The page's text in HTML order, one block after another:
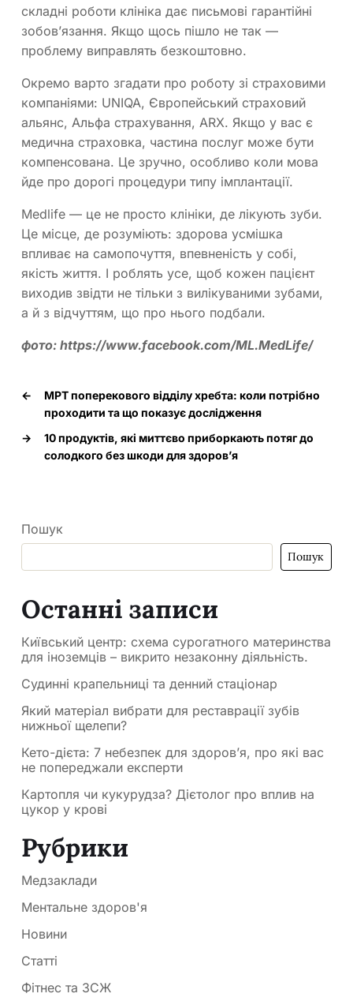
складні роботи клініка дає письмові гарантійні
зобов’язання. Якщо щось пішло не так —
проблему виправлять безкоштовно.
Окремо варто згадати про роботу зі страховими
компаніями: UNIQA, Європейський страховий
альянс, Альфа страхування, ARX. Якщо у вас є
медична страховка, частина послуг може бути
компенсована. Це зручно, особливо коли мова
йде про дорогі процедури типу імплантації.
Medlife — це не просто клініки, де лікують зуби.
Це місце, де розуміють: здорова усмішка
впливає на самопочуття, впевненість у собі,
якість життя. І роблять усе, щоб кожен пацієнт
виходив звідти не тільки з вилікуваними зубами,
а й з відчуттям, що про нього подбали.
фото: https://www.facebook.com/ML.MedLife/
←
МРТ поперекового відділу хребта: коли потрібно
проходити та що показує дослідження
→
10 продуктів, які миттєво приборкають потяг до
солодкого без шкоди для здоров’я
Пошук
Пошук
Останні записи
Київський центр: схема сурогатного материнства
для іноземців – викрито незаконну діяльність.
Судинні крапельниці та денний стаціонар
Який матеріал вибрати для реставрації зубів
нижньої щелепи?
Кето-дієта: 7 небезпек для здоров’я, про які вас
не попереджали експерти
Картопля чи кукурудза? Дієтолог про вплив на
цукор у крові
Рубрики
Медзаклади
Ментальне здоров'я
Новини
Статті
Фітнес та ЗСЖ